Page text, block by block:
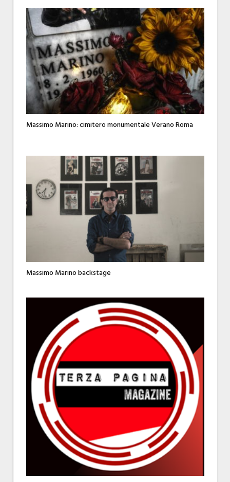
Massimo Marino: cimitero monumentale Verano Roma
Massimo Marino backstage